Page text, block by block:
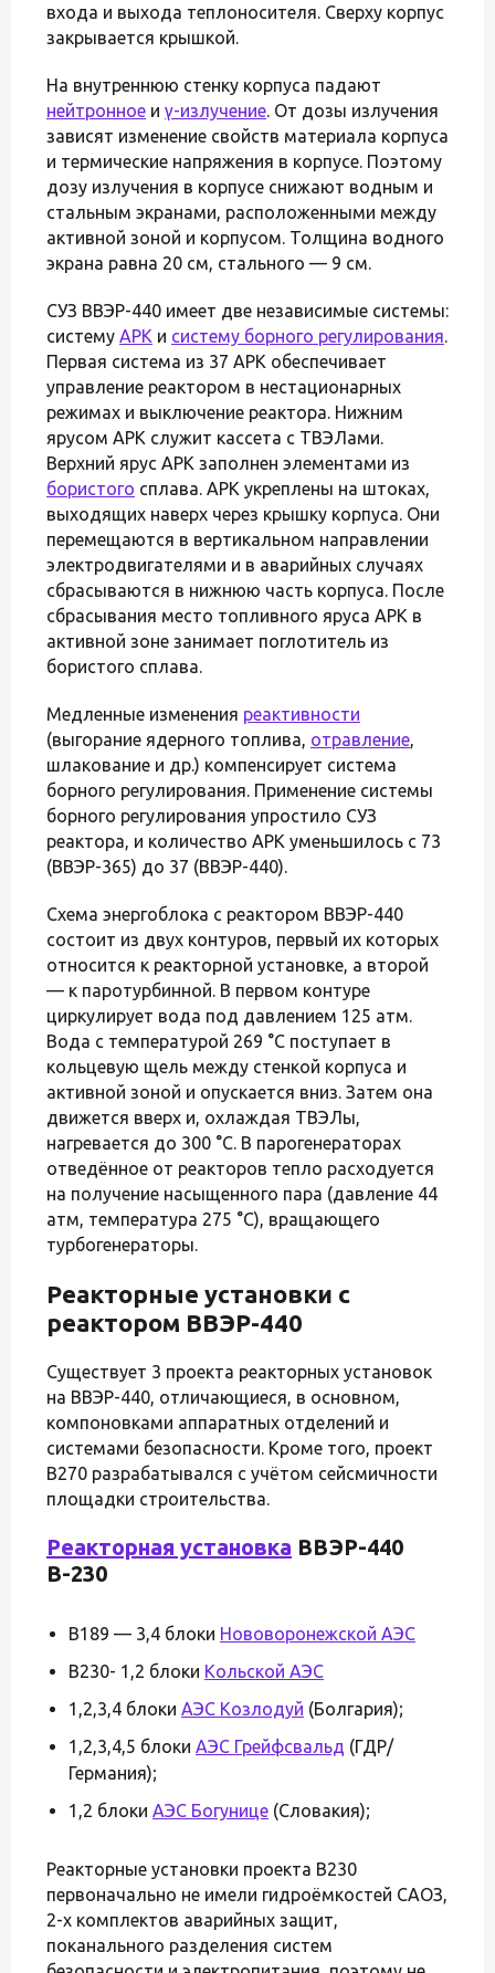
входа и выхода теплоносителя. Сверху корпус
закрывается крышкой.
На внутреннюю стенку корпуса падают
нейтронное и γ-излучение. От дозы излучения
зависят изменение свойств материала корпуса
и термические напряжения в корпусе. Поэтому
дозу излучения в корпусе снижают водным и
стальным экранами, расположенными между
активной зоной и корпусом. Толщина водного
экрана равна 20 см, стального — 9 см.
СУЗ ВВЭР-440 имеет две независимые системы:
систему АРК и систему борного регулирования.
Первая система из 37 АРК обеспечивает
управление реактором в нестационарных
режимах и выключение реактора. Нижним
ярусом АРК служит кассета с ТВЭЛами.
Верхний ярус АРК заполнен элементами из
бористого сплава. АРК укреплены на штоках,
выходящих наверх через крышку корпуса. Они
перемещаются в вертикальном направлении
электродвигателями и в аварийных случаях
сбрасываются в нижнюю часть корпуса. После
сбрасывания место топливного яруса АРК в
активной зоне занимает поглотитель из
бористого сплава.
Медленные изменения реактивности
(выгорание ядерного топлива, отравление,
шлакование и др.) компенсирует система
борного регулирования. Применение системы
борного регулирования упростило СУЗ
реактора, и количество АРК уменьшилось с 73
(ВВЭР-365) до 37 (ВВЭР-440).
Схема энергоблока с реактором ВВЭР-440
состоит из двух контуров, первый их которых
относится к реакторной установке, а второй
— к паротурбинной. В первом контуре
циркулирует вода под давлением 125 атм.
Вода с температурой 269 °C поступает в
кольцевую щель между стенкой корпуса и
активной зоной и опускается вниз. Затем она
движется вверх и, охлаждая ТВЭЛы,
нагревается до 300 °C. В парогенераторах
отведённое от реакторов тепло расходуется
на получение насыщенного пара (давление 44
атм, температура 275 °C), вращающего
турбогенераторы.
Реакторные установки с
реактором ВВЭР-440
Существует 3 проекта реакторных установок
на ВВЭР-440, отличающиеся, в основном,
компоновками аппаратных отделений и
системами безопасности. Кроме того, проект
В270 разрабатывался с учётом сейсмичности
площадки строительства.
Реакторная установка ВВЭР-440
В-230
В189 — 3,4 блоки Нововоронежской АЭС
В230- 1,2 блоки Кольской АЭС
1,2,3,4 блоки АЭС Козлодуй (Болгария);
1,2,3,4,5 блоки АЭС Грейфсвальд (ГДР/
Германия);
1,2 блоки АЭС Богунице (Словакия);
Реакторные установки проекта В230
первоначально не имели гидроёмкостей САОЗ,
2-х комплектов аварийных защит,
поканального разделения систем